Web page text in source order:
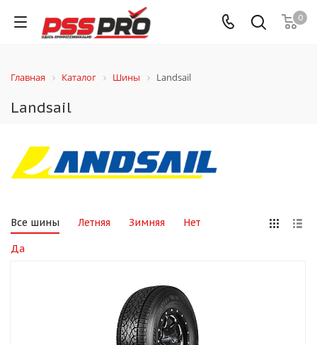
0
Главная Каталог Шины Landsail
Landsail
Все шины Летняя Зимняя Нет
Да